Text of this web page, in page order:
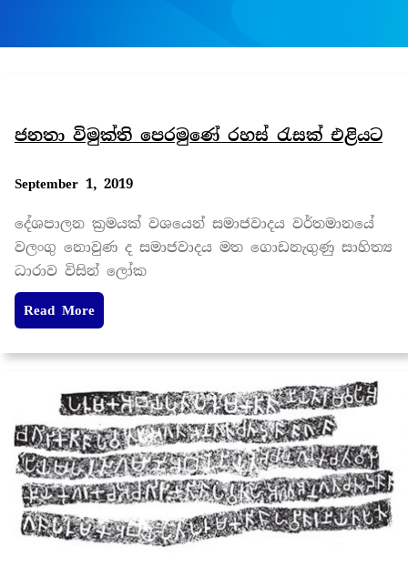
ජනතා විමුක්ති පෙරමුණේ රහස් රැසක් එළියට
September 1, 2019
දේශපාලන ක්‍රමයක් වශයෙන් සමාජවාදය වර්තමානයේ
වලංගු නොවුණ ද සමාජවාදය මත ගොඩනැගුණු සාහිත්‍ය
ධාරාව විසින් ලෝක
Read More